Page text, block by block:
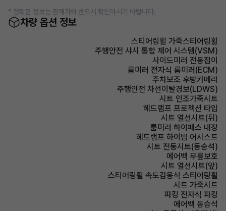
* 정확한 정보는 판매자와 반드시 확인하시기 바랍니다.
차량 옵션 정보
스티어링휠 가죽스티어링휠
주행안전 샤시 통합 제어 시스템(VSM)
사이드미러 전동접이
룸미러 전자식 룸미러(ECM)
주차보조 후방카메라
주행안전 차선이탈경보(LDWS)
시트 인조가죽시트
헤드램프 프로젝션 타입
시트 열선시트(뒤)
룸미러 하이패스 내장
헤드램프 하이빔 어시스트
시트 전동시트(동승석)
에어백 무릎보호
시트 열선시트(앞)
스티어링휠 속도감응식 스티어링휠
시트 가죽시트
파킹 전자식 파킹
에어백 동승석